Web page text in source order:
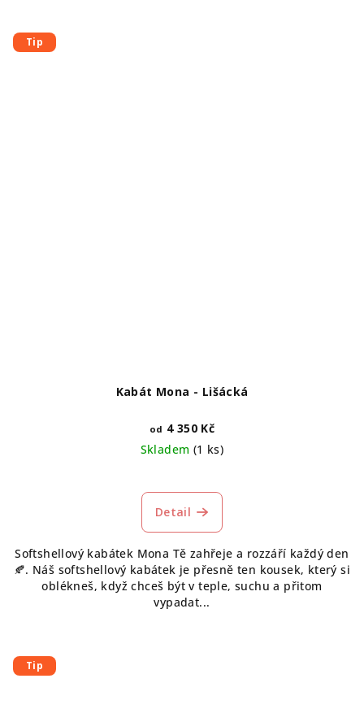
Tip
Kabát Mona - Lišácká
od 4 350 Kč
Skladem (1 ks)
Detail
Softshellový kabátek Mona Tě zahřeje a rozzáří každý den
🍂. Náš softshellový kabátek je přesně ten kousek, který si
oblékneš, když chceš být v teple, suchu a přitom
vypadat...
Tip